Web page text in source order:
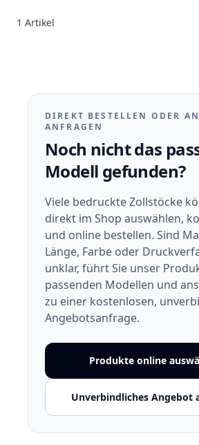
1 Artikel
DIREKT BESTELLEN ODER
ANFRAGEN
Noch nicht das
Modell gefunden?
Viele bedruckte Zollstöcke
direkt im Shop auswählen,
und online bestellen. Sind
Länge, Farbe oder
unklar, führt Sie unser
passenden Modellen und
zu einer kostenlosen,
Angebotsanfrage.
Produkte online
Unverbindliches Angebot